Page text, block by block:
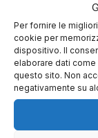
Per fornire le
cookie per
dispositivo. Il
elaborare dati
questo sito. Non
negativamente su